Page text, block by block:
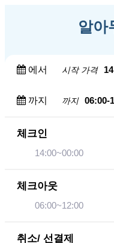
알아
에서 시작 가격
까지 까지 06:00-
체크인
14:00~00:00
체크아웃
06:00~12:00
취소/ 선결제